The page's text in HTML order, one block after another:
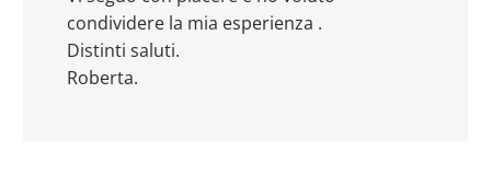
condividere la mia esperienza .
Distinti saluti.
Roberta.